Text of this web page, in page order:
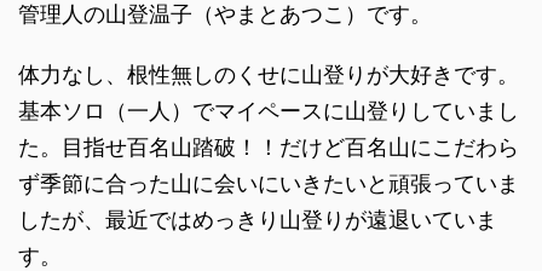
管理人の山登温子（やまとあつこ）です。
体力なし、根性無しのくせに山登りが大好きです。
基本ソロ（一人）でマイペースに山登りしていまし
た。目指せ百名山踏破！！だけど百名山にこだわら
ず季節に合った山に会いにいきたいと頑張っていま
したが、最近ではめっきり山登りが遠退いていま
す。